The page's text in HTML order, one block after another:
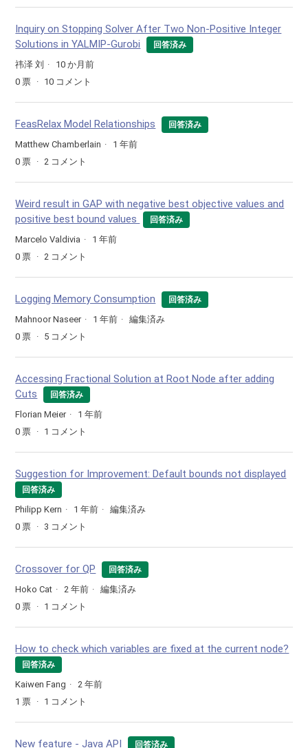
Inquiry on Stopping Solver After Two Non-Positive Integer
Solutions in YALMIP-Gurobi
回答済み
祎泽 刘
10 か月前
0 票 10 コメント
FeasRelax Model Relationships 回答済み
Matthew Chamberlain
1 年前
0 票 2 コメント
Weird result in GAP with negative best objective values and
positive best bound values
回答済み
Marcelo Valdivia
1 年前
0 票 2 コメント
Logging Memory Consumption 回答済み
Mahnoor Naseer 1 年前
編集済み
0 票 5 コメント
Accessing Fractional Solution at Root Node after adding
Cuts
回答済み
Florian Meier
1 年前
0 票 1 コメント
Suggestion for Improvement: Default bounds not displayed
回答済み
Philipp Kern 1 年前
編集済み
0 票 3 コメント
Crossover for QP 回答済み
Hoko Cat 2 年前
編集済み
0 票 1 コメント
How to check which variables are fixed at the current node?
回答済み
Kaiwen Fang
2 年前
1 票 1 コメント
New feature - Java API 回答済み